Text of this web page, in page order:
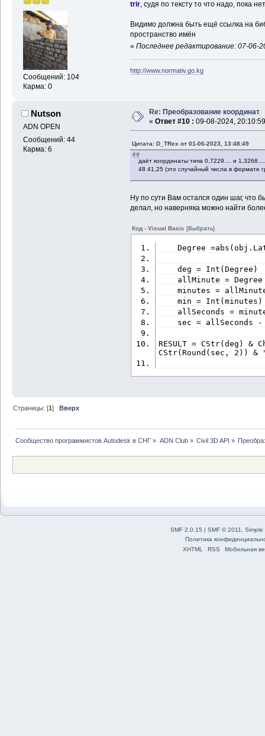
Сообщений: 104
Карма: 0
trir, судя по тексту то что надо, пока
Видимо должна быть ещё ссылка на
пространство имён
« Последнее редактирование: 07-06-
http://www.normativ.go.kg
Nutson
ADN OPEN
Сообщений: 44
Карма: 6
Re: Преобразование координат
« Ответ #10 : 09-08-2024,
Цитата: D_TRex от 01-06-2023, 13:48:49
даёт координаты типа 0,7229.... и
48 41,25 (это случайный числа в формате
Ну по сути Вам остался один шаг, что
делал, но наверняка можно найти
Код - Visual Basic [Выбрать]
Degree
deg = Int(Degree)
allMinute = Degree
minutes =
min = Int(minutes)
allSeconds =
sec = allSeconds -
RESULT = CStr(deg) &
CStr(Round(sec, 2)) &
Страницы: [1]Вверх
Сообщество программистов Autodesk в СНГ » ADN Club» Civil 3D API »
SMF 2.0.15 | SMF © 2011
Simple
Политика
XHTML
RSS Мобильная